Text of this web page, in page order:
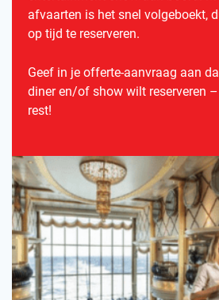
afvaarten is het snel volgeboekt,
op tijd te reserveren.
Geef in je offerte-aanvraag aan
diner en/of show wilt reserveren
rest!